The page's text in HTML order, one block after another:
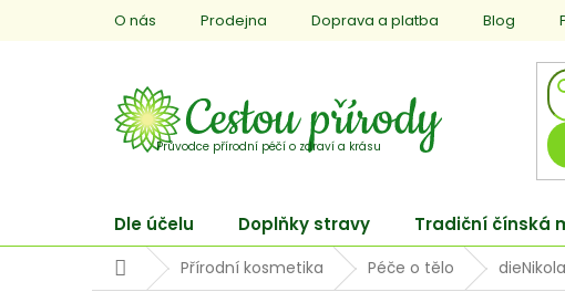
O nás Prodejna Doprava a platba Blog
Dle účelu Doplňky stravy Tradiční čínská
DomůPřírodní kosmetika Péče o tělo